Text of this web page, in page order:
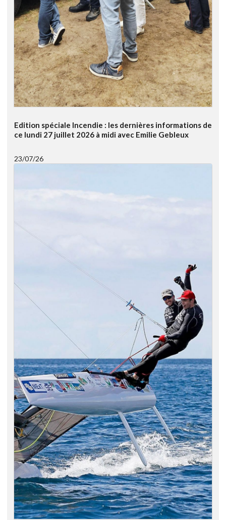
Edition spéciale Incendie : les dernières informations de
ce lundi 27 juillet 2026 à midi avec Emilie Gebleux
23/07/26